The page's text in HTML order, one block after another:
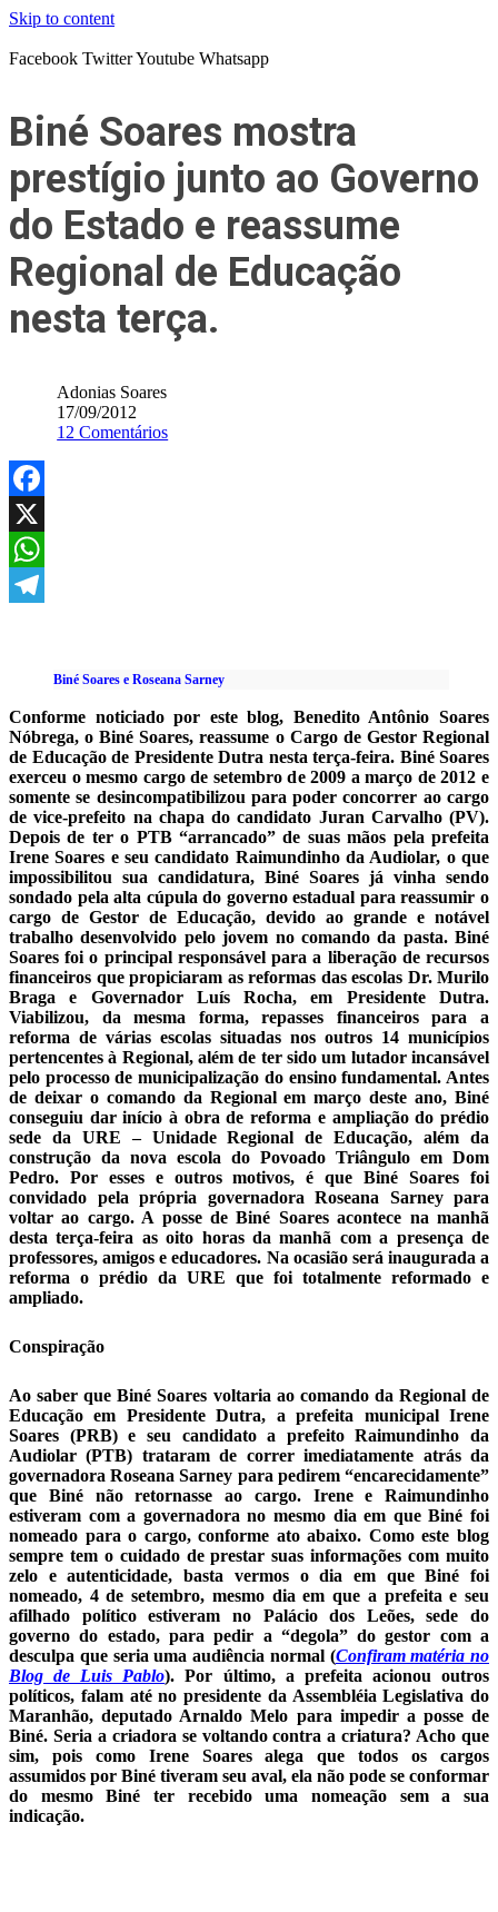
Skip to content
Facebook TwitterYoutube Whatsapp
Biné Soares mostra
prestígio junto ao Governo
do Estado e reassume
Regional de Educação
nesta terça.
Adonias Soares
17/09/2012
12 Comentários
Facebook
X
WhatsApp
Biné Soares e Roseana Sarney
Conforme noticiado por este blog, Benedito Antônio Soares
Nóbrega, o Biné Soares, reassume o Cargo de Gestor Regional
de Educação de Presidente Dutra nesta terça-feira. Biné Soares
exerceu o mesmo cargo de setembro de 2009 a março de 2012 e
somente se desincompatibilizou para poder concorrer ao cargo
de vice-prefeito na chapa do candidato Juran Carvalho (PV).
Depois de ter o PTB “arrancado” de suas mãos pela prefeita
Irene Soares e seu candidato Raimundinho da Audiolar, o que
impossibilitou sua candidatura, Biné Soares já vinha sendo
sondado pela alta cúpula do governo estadual para reassumir o
cargo de Gestor de Educação, devido ao grande e notável
trabalho desenvolvido pelo jovem no comando da pasta. Biné
Soares foi o principal responsável para a liberação de recursos
financeiros que propiciaram as reformas das escolas Dr. Murilo
Braga e Governador Luís Rocha, em Presidente Dutra.
Viabilizou, da mesma forma, repasses financeiros para a
reforma de várias escolas situadas nos outros 14 municípios
pertencentes à Regional, além de ter sido um lutador incansável
pelo processo de municipalização do ensino fundamental. Antes
de deixar o comando da Regional em março deste ano, Biné
conseguiu dar início à obra de reforma e ampliação do prédio
sede da URE – Unidade Regional de Educação, além da
construção da nova escola do Povoado Triângulo em Dom
Pedro. Por esses e outros motivos, é que Biné Soares foi
convidado pela própria governadora Roseana Sarney para
voltar ao cargo. A posse de Biné Soares acontece na manhã
desta terça-feira as oito horas da manhã com a presença de
professores, amigos e educadores. Na ocasião será inaugurada a
reforma o prédio da URE que foi totalmente reformado e
ampliado.
Conspiração
Ao saber que Biné Soares voltaria ao comando da Regional de
Educação em Presidente Dutra, a prefeita municipal Irene
Soares (PRB) e seu candidato a prefeito Raimundinho da
Audiolar (PTB) trataram de correr imediatamente atrás da
governadora Roseana Sarney para pedirem “encarecidamente”
que Biné não retornasse ao cargo. Irene e Raimundinho
estiveram com a governadora no mesmo dia em que Biné foi
nomeado para o cargo, conforme ato abaixo. Como este blog
sempre tem o cuidado de prestar suas informações com muito
zelo e autenticidade, basta vermos o dia em que Biné foi
nomeado, 4 de setembro, mesmo dia em que a prefeita e seu
afilhado político estiveram no Palácio dos Leões, sede do
governo do estado, para pedir a “degola” do gestor com a
desculpa que seria uma audiência normal (Confiram matéria no
Blog de Luis Pablo). Por último, a prefeita acionou outros
políticos, falam até no presidente da Assembléia Legislativa do
Maranhão, deputado Arnaldo Melo para impedir a posse de
Biné. Seria a criadora se voltando contra a criatura? Acho que
sim, pois como Irene Soares alega que todos os cargos
assumidos por Biné tiveram seu aval, ela não pode se conformar
do mesmo Biné ter recebido uma nomeação sem a sua
indicação.